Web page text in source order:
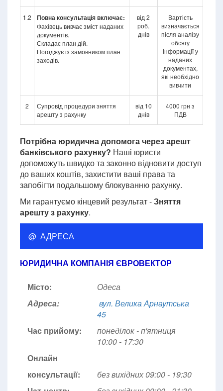
1.2 Повна консультація включає:
Фахівець вивчає зміст наданих
документів.
Складає план дій.
Погоджує із замовником план
заходів.
від 2
роб.
днів
Вартість
визначається
після аналізу
обсягу
інформації у
наданих
документах,
які необхідно
вивчити
2
Супровід процедури зняття
арешту з рахунку
від 10
днів
4000 грн з
ПДВ
Потрібна юридична допомога через арешт
банківського рахунку? Наші юристи
допоможуть швидко та законно відновити доступ
до ваших коштів, захистити ваші права та
запобігти подальшому блокуванню рахунку.
Ми гарантуємо кінцевий результат -Зняття
арешту з рахунку.
@ АДРЕСА
ЮРИДИЧНА КОМПАНІЯ ЄВРОВЕКТОР
Місто:
Одеса
Адреса:
вул. Велика Арнаутська
45
Час прийому:
понеділок - п'ятниця
10:00 - 17:30
Онлайн
консультації:
без вихідних 09:00 - 19:30